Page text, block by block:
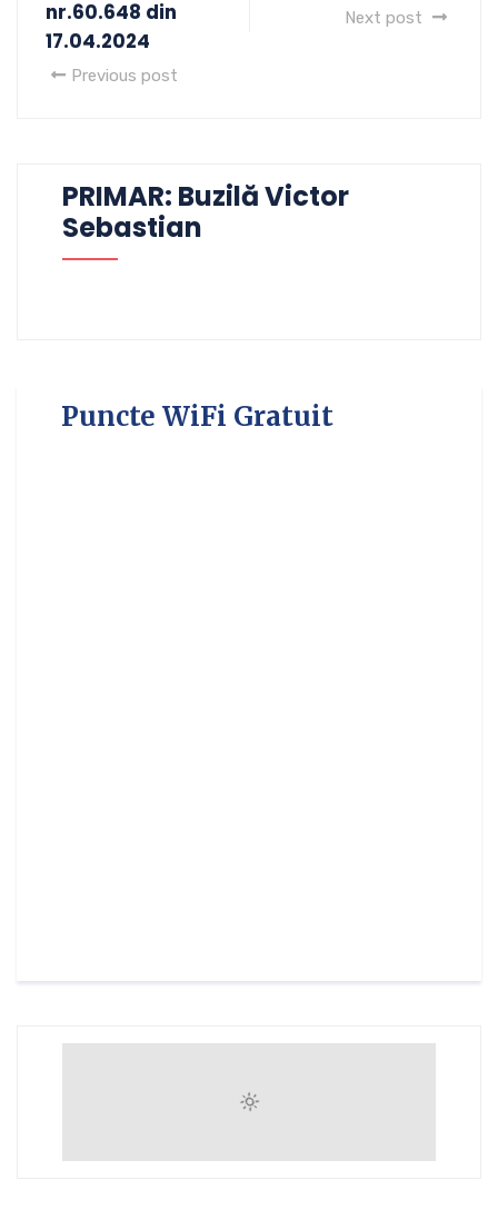
nr.60.648 din
17.04.2024
Previous post
Next post
PRIMAR: Buzilă Victor
Sebastian
Puncte WiFi Gratuit